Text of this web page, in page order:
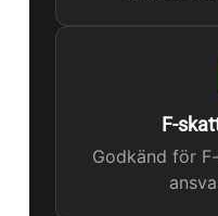
F-
Godkänd för